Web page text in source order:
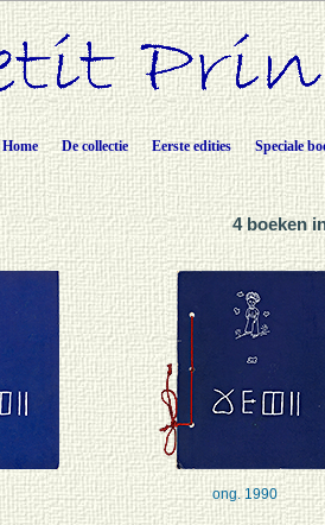
Home De collectie Eerste edities Speciale
4 boeken
ong. 1990